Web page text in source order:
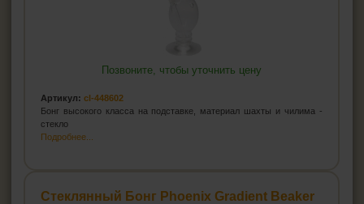
Позвоните, чтобы уточнить цену
Артикул: cl-448602
Бонг высокого класса на подставке, материал шахты и чилима -
стекло
Подробнее...
Стеклянный Бонг Phoenix Gradient Beaker